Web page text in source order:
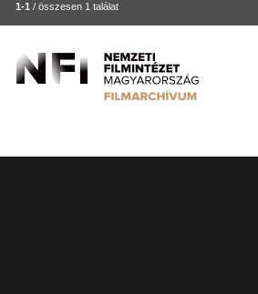
1-1 / összesen 1 találat